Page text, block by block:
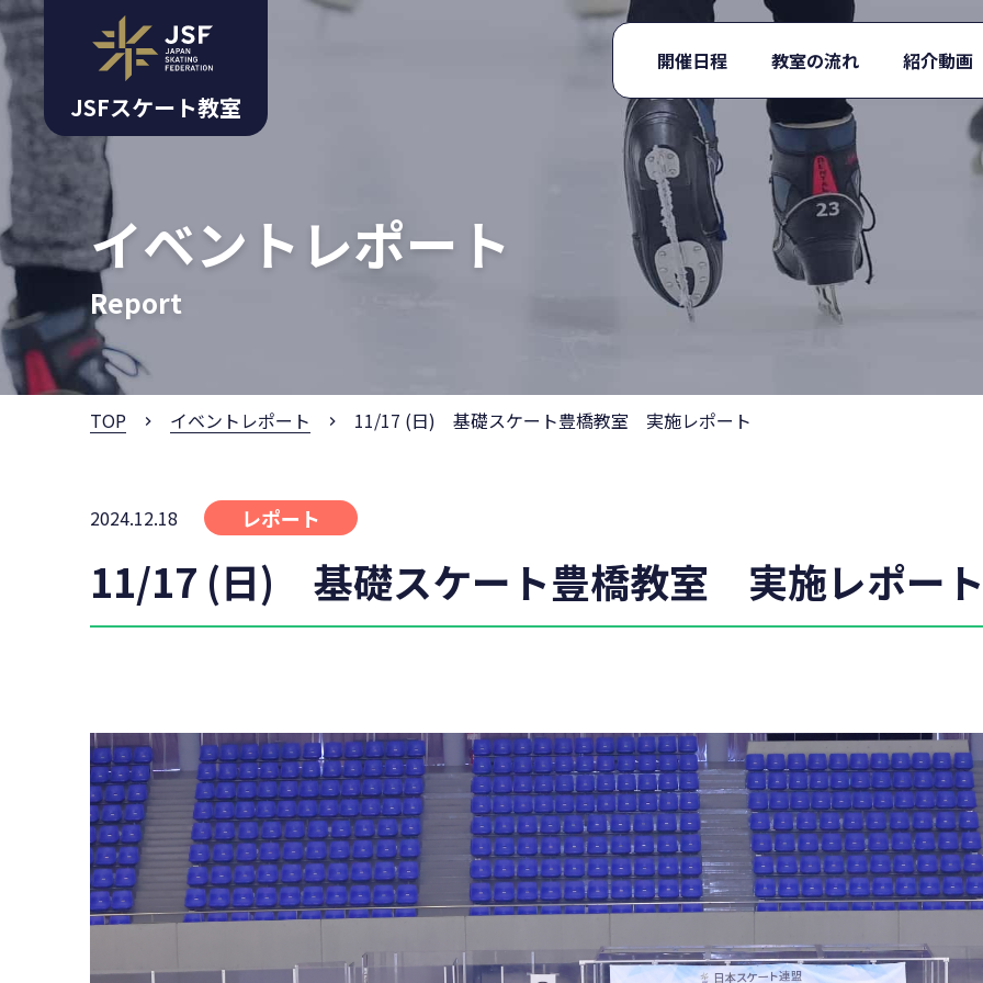
JSFスケート教室
開催日程 教室の流れ 紹介動画
イベントレポート
Report
TOP イベントレポート 11/17 (日) 基礎スケート豊橋教室 実施レポート
2024.12.18 レポート
11/17 (日) 基礎スケート豊橋教室 実施レポー